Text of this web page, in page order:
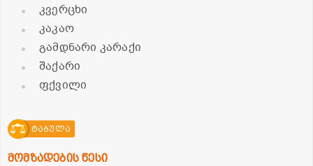
კვერცხი
კაკაო
გამდნარი კარაქი
შაქარი
ფქვილი
ტაბულა
მომზადების წესი